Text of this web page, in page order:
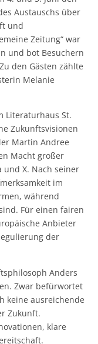
Austauschs über
und
Zeitung“ war
und bot Besuchern
den Gästen zählte
Melanie
Literaturhaus St.
Zukunftsvisionen
Martin Andree
Macht großer
und X. Nach seiner
im
während
Für einen fairen
Anbieter
der
Anders
Zwar befürwortet
keine ausreichende
Zukunft.
klare